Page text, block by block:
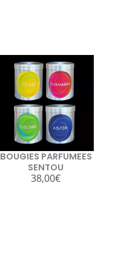
BOUGIES PARFUMEES
SENTOU
38,00€